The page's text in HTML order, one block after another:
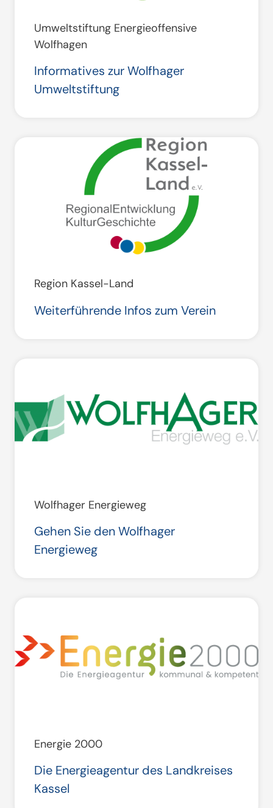
Umweltstiftung Energieoffensive
Wolfhagen
Informatives zur Wolfhager
Umweltstiftung
Region Kassel-Land
Weiterführende Infos zum Verein
Wolfhager Energieweg
Gehen Sie den Wolfhager
Energieweg
Energie 2000
Die Energieagentur des Landkreises
Kassel